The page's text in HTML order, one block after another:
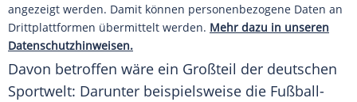
angezeigt werden. Damit können personenbezogene Daten an
Drittplattformen übermittelt werden. Mehr dazu in unseren
Datenschutzhinweisen.
Davon betroffen wäre ein Großteil der deutschen
Sportwelt: Darunter beispielsweise die Fußball-